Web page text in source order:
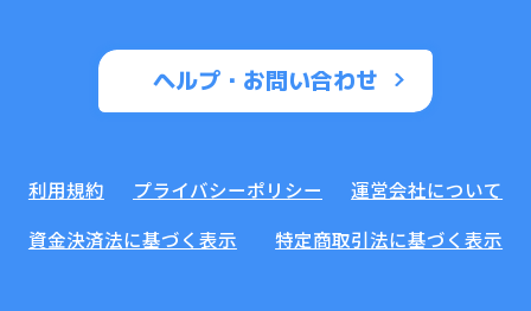
ヘルプ・お問い合わせ
利用規約 プライバシーポリシー
運営会社について
資金決済法に基づく表示
特定商取引法に基づく表示